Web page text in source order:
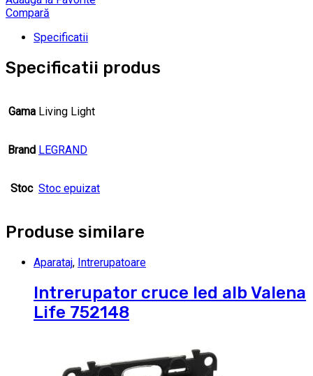
Compară
Specificatii
Specificatii produs
Gama Living Light
Brand LEGRAND
Stoc Stoc epuizat
Produse similare
Aparataj, Intrerupatoare
Intrerupator cruce led alb Valena
Life 752148